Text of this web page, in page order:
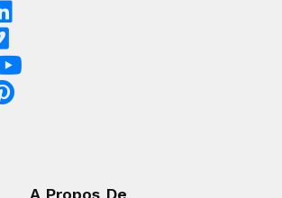
A Propos De